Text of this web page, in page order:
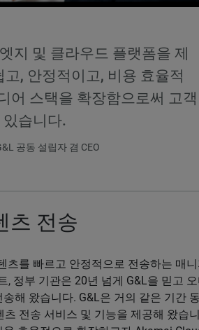
지 및 클라우드 플랫폼을 제
, 안정적이고, 비용 효율적
어 스택을 확장함으로써 고객
습니다.
공동 설립자 겸 CEO
츠 전송
츠를 빠르고 안정적으로 전송하는 매
정부 기관은 20년 넘게 G&L을 믿고
해 왔습니다. G&L은 거의 같은 기간
전송 서비스 및 기능을 제공해 왔습